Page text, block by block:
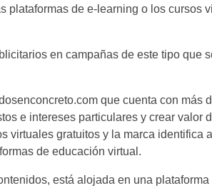
de e-learning o los cursos
en campañas de este tipo que
que cuenta con más
e intereses particulares y crear valor
gratuitos y la marca
de educación virtual.
está alojada en una